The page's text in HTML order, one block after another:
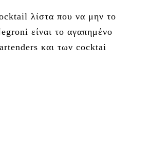
λίστα που να μην το
είναι το αγαπημένο
και των cocktai